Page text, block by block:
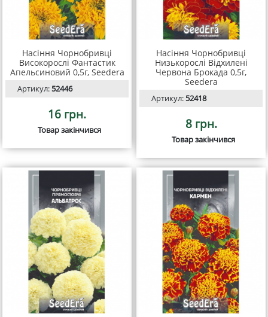
Насіння Чорнобривці
Високорослі Фантастик
Апельсиновий 0,5г, Seedera
Артикул:52446
16 грн.
Товар закінчився
Насіння Чорнобривці
Низькорослі Відхилені
Червона Брокада 0,5г,
Seedera
Артикул:52418
8 грн.
Товар закінчився